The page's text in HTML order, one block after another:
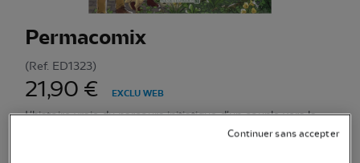
Permacomix
(Ref. ED1323)
21,90 € EXCLU WEB
L'histoire vraie du parcours initiatique d'un couple vers la
permaculture, pour mieux comprendre cette éthique de vie.
Continuer sans accepter